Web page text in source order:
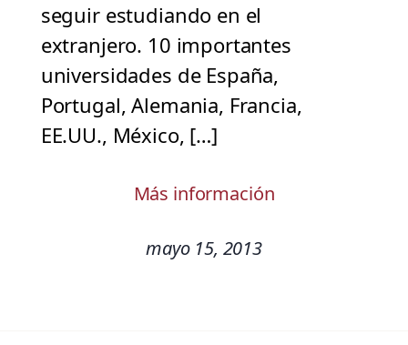
seguir estudiando en el
extranjero. 10 importantes
universidades de España,
Portugal, Alemania, Francia,
EE.UU., México, […]
Más información
mayo 15, 2013